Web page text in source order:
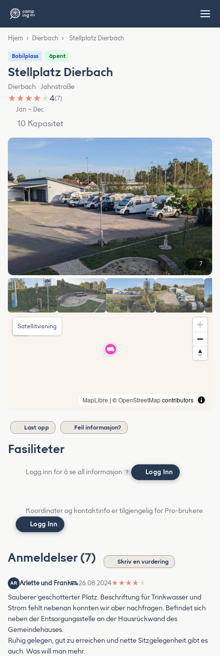
Hjem › Dierbach › Stellplatz Dierbach
Bobilplass åpent
Stellplatz Dierbach
Dierbach · Jahnstraße
★ ★ ★ ★ ★4(7)
Jan – Dec
10 Kapasitet
7
MapLibre | ©OpenStreetMapcontributors
Satellitvisning
Last opp Feil informasjon?
Fasiliteter
Logg inn for å se all informasjon ? Logg Inn
Koordinater og kontaktinfo er tilgjengelig for Pro-brukere.
Logg Inn
Anmeldelser (7) Skriv en vurdering
AR Arlette und Frank 26.08.2024★ ★ ★ ★ ★
Sauberer geschotterter Platz. Beschriftung für Trinkwasser und
Strom fehlt nebenan konnten wir aber nachfragen. Befindet sich
neben der Entsorgungsstelle an der Hausrückwand des
Gemeindehauses.
Ruhig gelegen, gut zu erreichen und nette Sitzgelegenheit gibt es
auch. Was will man mehr.